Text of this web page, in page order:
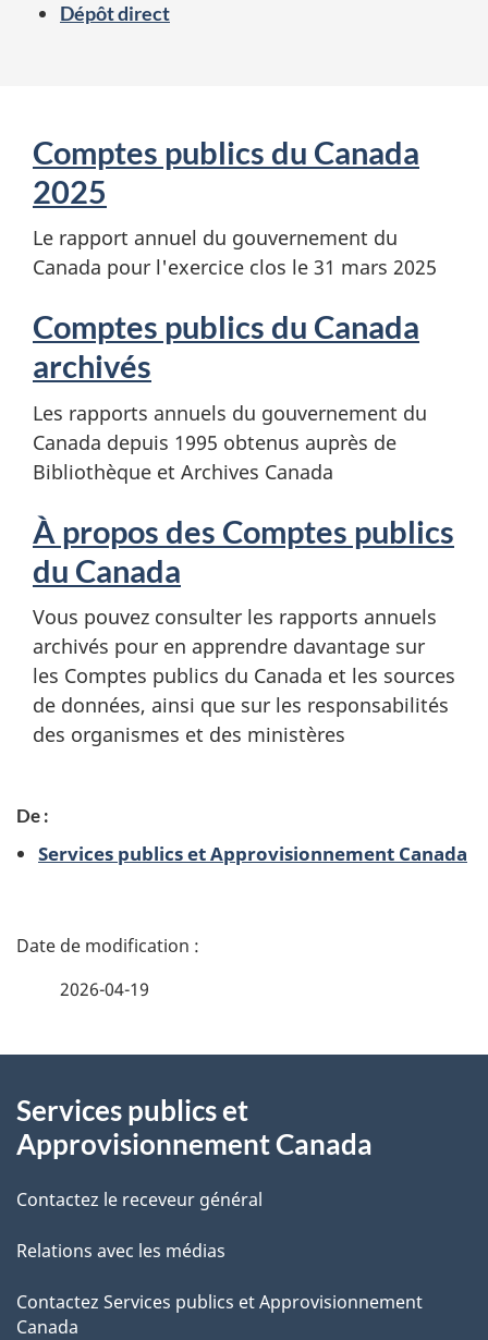
Dépôt direct
Comptes publics du Canada
2025
Le rapport annuel du gouvernement du
Canada pour l'exercice clos le 31 mars 2025
Comptes publics du Canada
archivés
Les rapports annuels du gouvernement du
Canada depuis 1995 obtenus auprès de
Bibliothèque et Archives Canada
À propos des Comptes publics
du Canada
Vous pouvez consulter les rapports annuels
archivés pour en apprendre davantage sur
les Comptes publics du Canada et les sources
de données, ainsi que sur les responsabilités
des organismes et des ministères
De :
Services publics et Approvisionnement Canada
D
i
s
d
e
2026-04-19
propos
de
ce
site
Services publics et
Approvisionnement Canada
Contactez le receveur général
Relations avec les médias
Contactez Services publics et Approvisionnement
Canada